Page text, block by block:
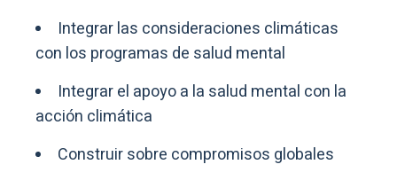
Integrar las consideraciones climáticas
con los programas de salud mental
Integrar el apoyo a la salud mental con la
acción climática
Construir sobre compromisos globales